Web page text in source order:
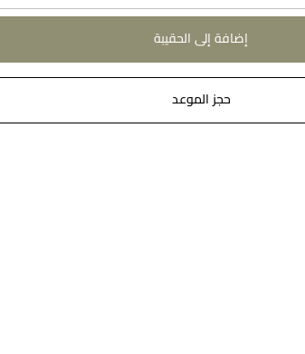
إضافة إلى الحقيبة
حجز الموعد